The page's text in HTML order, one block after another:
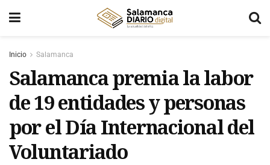
Inicio Salamanca
Salamanca premia la labor
de 19 entidades y personas
por el Día Internacional del
Voluntariado